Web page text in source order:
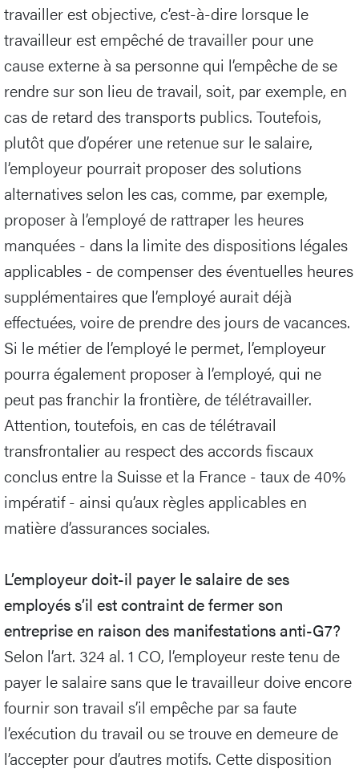
travailler est objective, c’est-à-dire lorsque le
travailleur est empêché de travailler pour une
cause externe à sa personne qui l’empêche de se
rendre sur son lieu de travail, soit, par exemple, en
cas de retard des transports publics. Toutefois,
plutôt que d’opérer une retenue sur le salaire,
l’employeur pourrait proposer des solutions
alternatives selon les cas, comme, par exemple,
proposer à l’employé de rattraper les heures
manquées - dans la limite des dispositions légales
applicables - de compenser des éventuelles heures
supplémentaires que l’employé aurait déjà
effectuées, voire de prendre des jours de vacances.
Si le métier de l’employé le permet, l’employeur
pourra également proposer à l’employé, qui ne
peut pas franchir la frontière, de télétravailler.
Attention, toutefois, en cas de télétravail
transfrontalier au respect des accords fiscaux
conclus entre la Suisse et la France - taux de 40%
impératif - ainsi qu’aux règles applicables en
matière d’assurances sociales.
L’employeur doit-il payer le salaire de ses
employés s’il est contraint de fermer son
entreprise en raison des manifestations anti-G7?
Selon l’art. 324 al. 1 CO, l’employeur reste tenu de
payer le salaire sans que le travailleur doive encore
fournir son travail s’il empêche par sa faute
l’exécution du travail ou se trouve en demeure de
l’accepter pour d’autres motifs. Cette disposition